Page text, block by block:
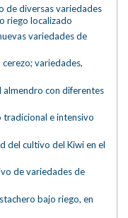
de diversas variedades
riego localizado
variedades de
variedades,
almendro con diferentes
e intensivo
del cultivo del Kiwi en el
de variedades de
bajo riego, en